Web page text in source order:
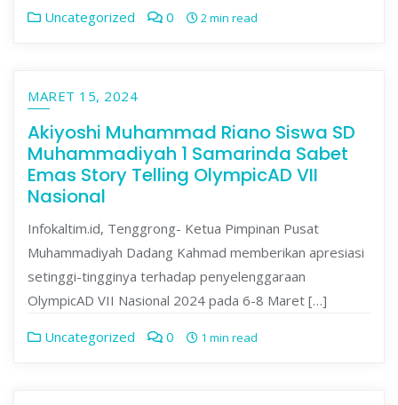
Uncategorized 0 2 min read
MARET 15, 2024
Akiyoshi Muhammad Riano Siswa SD
Muhammadiyah 1 Samarinda Sabet
Emas Story Telling OlympicAD VII
Nasional
Infokaltim.id, Tenggrong- Ketua Pimpinan Pusat
Muhammadiyah Dadang Kahmad memberikan apresiasi
setinggi-tingginya terhadap penyelenggaraan
OlympicAD VII Nasional 2024 pada 6-8 Maret […]
Uncategorized 0 1 min read